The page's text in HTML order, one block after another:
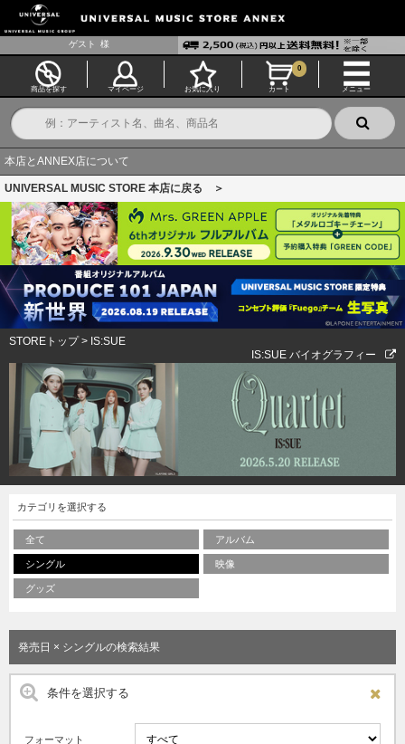
ゲスト 様
商品を探す マイページ お気に入り カート
0
メニュー
本店とANNEX店について
UNIVERSAL MUSIC STORE 本店に戻る ＞
STOREトップ> IS:SUE
IS:SUE バイオグラフィー
カテゴリを選択する
全て アルバム
シングル 映像
グッズ
発売日 × シングルの検索結果
条件を選択する
フォーマット